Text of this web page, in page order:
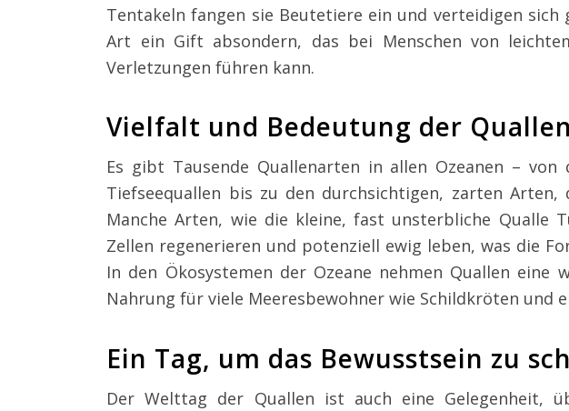
Tentakeln fangen sie Beutetiere ein und verteidigen sich
Art ein Gift absondern, das bei Menschen von
Verletzungen führen kann.
Vielfalt und Bedeutung der Quallen
Es gibt Tausende Quallenarten in allen Ozeanen – von
Tiefseequallen bis zu den durchsichtigen, zarten Arten,
Manche Arten, wie die kleine, fast unsterbliche Qualle
Zellen regenerieren und potenziell ewig leben, was die
In den Ökosystemen der Ozeane nehmen Quallen eine
Nahrung für viele Meeresbewohner wie Schildkröten und
Ein Tag, um das Bewusstsein zu
Der Welttag der Quallen ist auch eine Gelegenheit,